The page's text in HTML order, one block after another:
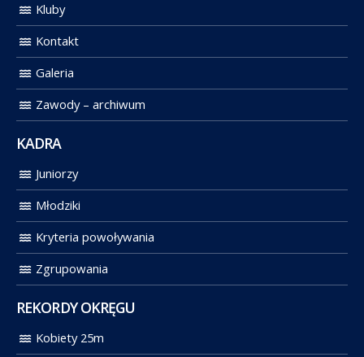
Kluby
Kontakt
Galeria
Zawody – archiwum
KADRA
Juniorzy
Młodziki
Kryteria powoływania
Zgrupowania
REKORDY OKRĘGU
Kobiety 25m